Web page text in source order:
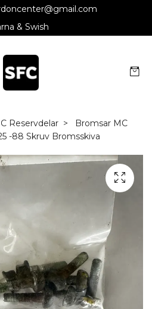
& Swish
Reservdelar
Bromsar MC
-88 Skruv Bromsskiva